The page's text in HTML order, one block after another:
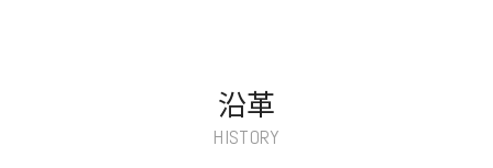
沿革
HISTORY